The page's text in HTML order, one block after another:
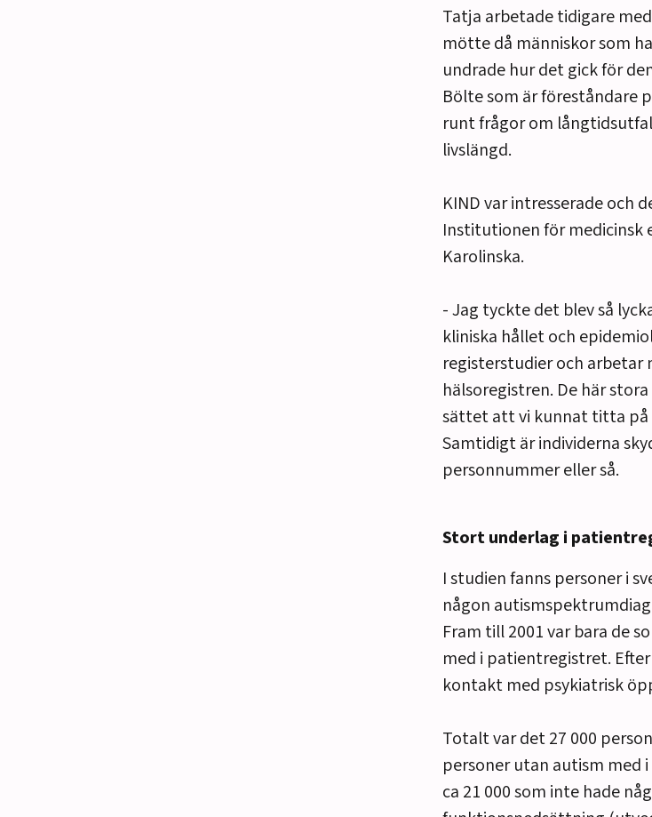
Tatja arbetade tidigare
mötte då människor som
undrade hur det gick för
Bölte som är föreståndare
runt frågor om
livslängd.
KIND var intresserade och
Institutionen för medicinsk
Karolinska.
- Jag tyckte det blev så
kliniska hållet och
registerstudier och arbetar
hälsoregistren. De här
sättet att vi kunnat titta på
Samtidigt är individerna
personnummer eller så.
Stort underlag i
I studien fanns personer i
någon
Fram till 2001 var bara de
med i patientregistret.
kontakt med psykiatrisk
Totalt var det 27 000
personer utan autism med
ca 21 000 som inte hade